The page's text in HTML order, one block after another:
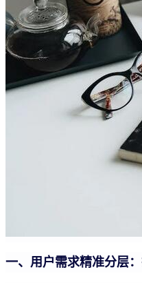
一、用户需求精准分层